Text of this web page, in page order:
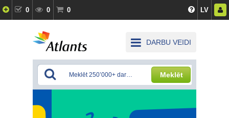
0 0 0 LV
DARBU VEIDI
Meklēt